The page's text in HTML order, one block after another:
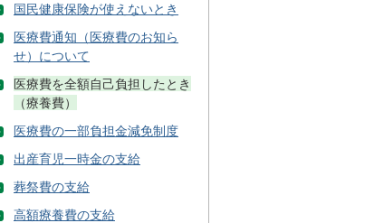
国民健康保険が使えないとき
医療費通知（医療費のお知ら
せ）について
医療費を全額自己負担したとき
（療養費）
医療費の一部負担金減免制度
出産育児一時金の支給
葬祭費の支給
高額療養費の支給